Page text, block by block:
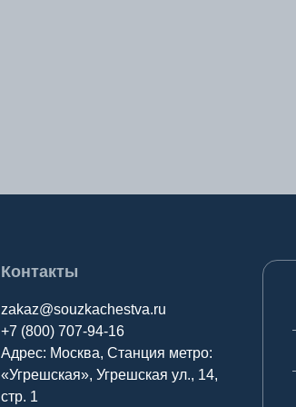
Контакты
zakaz@souzkachestva.ru
+7 (800) 707-94-16
Адрес: Москва, Станция метро:
«Угрешская», Угрешская ул., 14,
стр. 1